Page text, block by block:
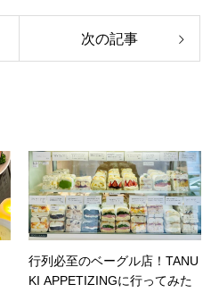
次の記事
行列必至のベーグル店！TANU
KI APPETIZINGに行ってみた